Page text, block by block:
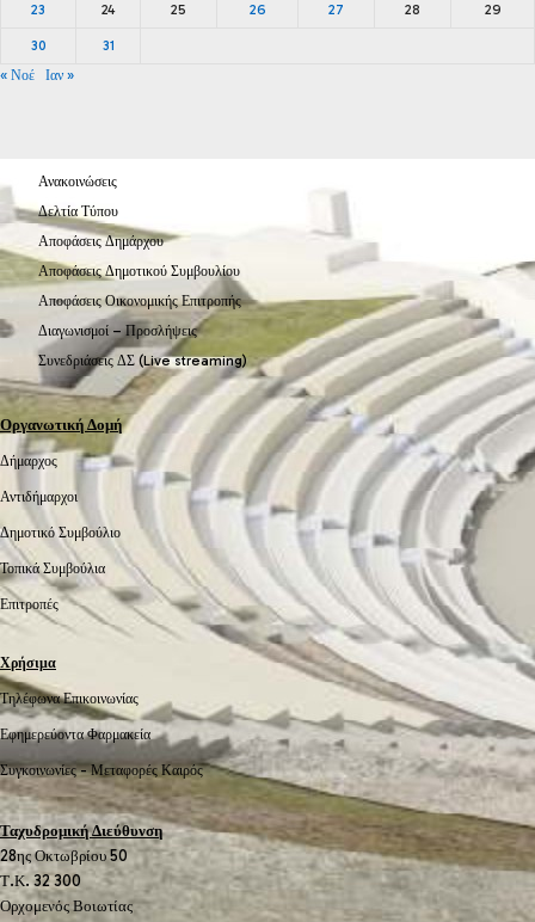
23 24 25 26 27 28 29
30
31
« Νοέ
Ιαν »
Ανακοινώσεις
Δελτία Τύπου
Αποφάσεις Δημάρχου
Αποφάσεις Δημοτικού Συμβουλίου
Αποφάσεις Οικονομικής Επιτροπής
Διαγωνισμοί – Προσλήψεις
Συνεδριάσεις ΔΣ (Live streaming)
Οργανωτική Δομή
Δήμαρχος
Αντιδήμαρχοι
Δημοτικό Συμβούλιο
Τοπικά Συμβούλια
Επιτροπές
Χρήσιμα
Τηλέφωνα Επικοινωνίας
Εφημερεύοντα Φαρμακεία
Συγκοινωνίες -Μεταφορές Καιρός
Ταχυδρομική Διεύθυνση
28ης Οκτωβρίου 50
Τ.Κ. 32 300
Ορχομενός Βοιωτίας